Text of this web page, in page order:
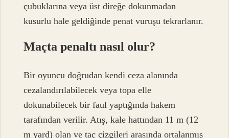
çubuklarına veya üst direğe dokunmadan
kusurlu hale geldiğinde penat vuruşu tekrarlanır.
Maçta penaltı nasıl olur?
Bir oyuncu doğrudan kendi ceza alanında
cezalandırılabilecek veya topa elle
dokunabilecek bir faul yaptığında hakem
tarafından verilir. Atış, kale hattından 11 m (12
m yard) olan ve taç çizgileri arasında ortalanmış